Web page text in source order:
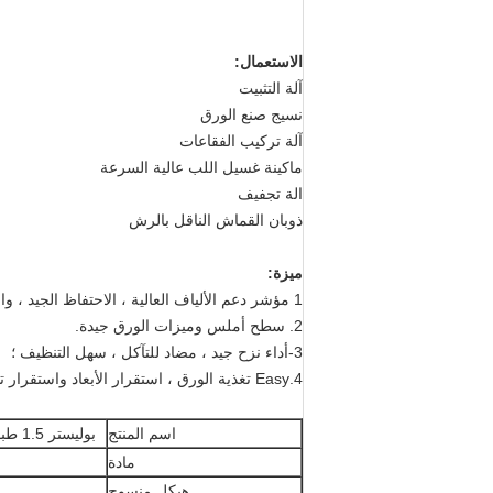
الاستعمال:
آلة التثبيت
نسيج صنع الورق
آلة تركيب الفقاعات
ماكينة غسيل اللب عالية السرعة
الة تجفيف
ذوبان القماش الناقل بالرش
ميزة:
1 مؤشر دعم الألياف العالية ، الاحتفاظ الجيد ، والتصريف الجيد ؛
2. سطح أملس وميزات الورق جيدة.
3-أداء نزح جيد ، مضاد للتآكل ، سهل التنظيف ؛
4.Easy تغذية الورق ، استقرار الأبعاد واستقرار تشغيل جيد
اسم المنتج
بوليستر 1.5 طبقات 2 طبقات 3 طبقات صناعة الورق لتشكيل النسيج
مادة